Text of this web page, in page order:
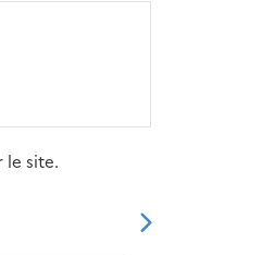
le site.